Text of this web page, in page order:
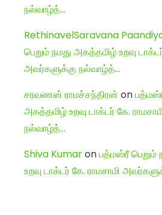
நல்வாழ்த்…
RethinavelSaravana
பெறும் நமது அகத்தமிழ் உறவு
அவர்களுக்கு நல்வாழ்த்…
சரவணன் ராமச்சந்திரன் on
அகத்தமிழ் உறவு டாக்டர் கே.
நல்வாழ்த்…
Shiva Kumaronபத்மஸ்ரீ பெறும்
உறவு டாக்டர் கே. ராமசாமி